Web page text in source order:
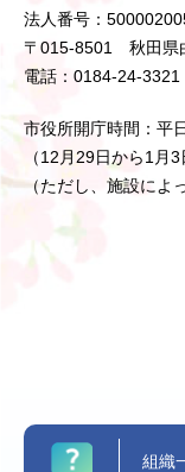
法人番号：
〒015-8501 秋田県
電話：0184-24-3321
市役所開庁時間：平
（12月29日から1月3
（ただし、施設によ
組織